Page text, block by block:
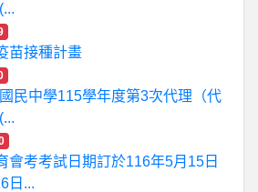
苗接種計畫
民中學115學年度第3次代理（代
會考考試日期訂於116年5月15日
日...